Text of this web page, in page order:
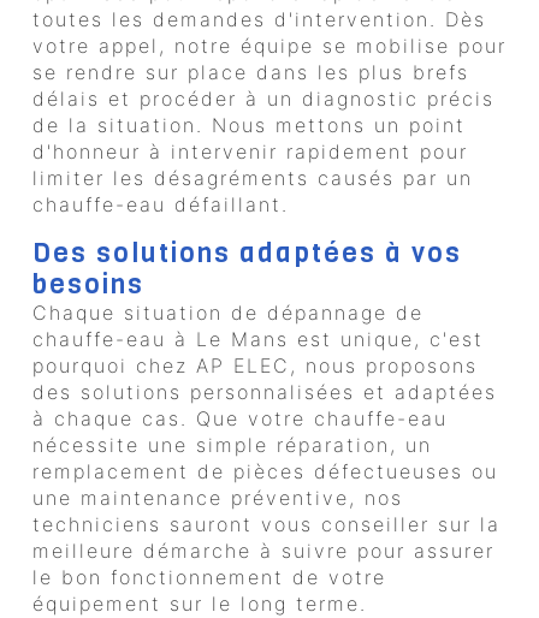
toutes les demandes d'intervention. Dès
votre appel, notre équipe se mobilise pour
se rendre sur place dans les plus brefs
délais et procéder à un diagnostic précis
de la situation. Nous mettons un point
d'honneur à intervenir rapidement pour
limiter les désagréments causés par un
chauffe-eau défaillant.
Des solutions adaptées à vos
besoins
Chaque situation de dépannage de
chauffe-eau à Le Mans est unique, c'est
pourquoi chez AP ELEC, nous proposons
des solutions personnalisées et adaptées
à chaque cas. Que votre chauffe-eau
nécessite une simple réparation, un
remplacement de pièces défectueuses ou
une maintenance préventive, nos
techniciens sauront vous conseiller sur la
meilleure démarche à suivre pour assurer
le bon fonctionnement de votre
équipement sur le long terme.